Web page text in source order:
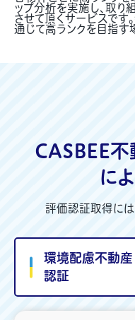
ップ分析を実施し、取
させて頂くサービスです
通じて高ランクを目指す
CASBEE
に
評価認証取得には
環境配慮不動産
認証